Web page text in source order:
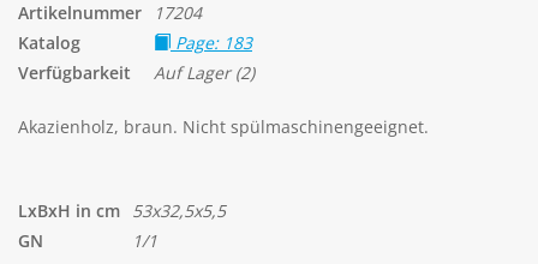
Artikelnummer
17204
Katalog
Page: 183
Verfügbarkeit
Auf Lager(2)
Akazienholz, braun. Nicht spülmaschinengeeignet.
LxBxH in cm 53x32,5x5,5
GN
1/1